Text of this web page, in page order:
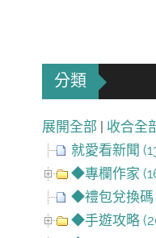
分類
展開全部 | 收合全
就愛看新聞
◆專欄作家
◆禮包兌換碼
◆手遊攻略